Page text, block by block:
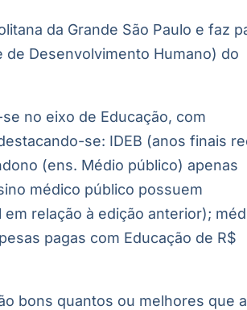
da Grande São Paulo e faz
de Desenvolvimento Humano) do
no eixo de Educação, com
se: IDEB (anos finais
(ens. Médio público) apenas
médico público possuem
relação à edição anterior);
pagas com Educação de R$
bons quantos ou melhores que